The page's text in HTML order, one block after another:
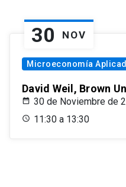
30 NOV
Microeconomía
David Weil, Brown
30 de Noviembre de
11:30 a 13:30